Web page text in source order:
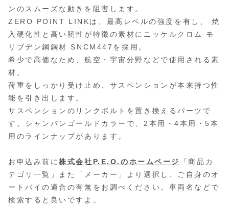
ンのスムーズな動きを阻害します。
ZERO POINT LINKは、最高レベルの強度を有し、 焼
入硬化性と高い靭性が特徴の素材にニッケルクロム モ
リブデン鋼鋼材 SNCM447を採用。
希少で高価なため、航空・宇宙分野などで使用される素
材。
荷重をしっかり受け止め、サスペンションが本来持つ性
能を引き出します。
サスペンションのリンクボルトを置き換えるパーツで
す。シャンパンゴールドカラーで、2本用・4本用・5本
用のラインナップがあります。
お申込み前に株式会社P.E.O.のホームページ
「商品カ
テゴリ一覧」また「メーカー」より選択し、ご自身のオ
ートバイの適合の有無をお調べください。車両名などで
検索すると良いですよ。